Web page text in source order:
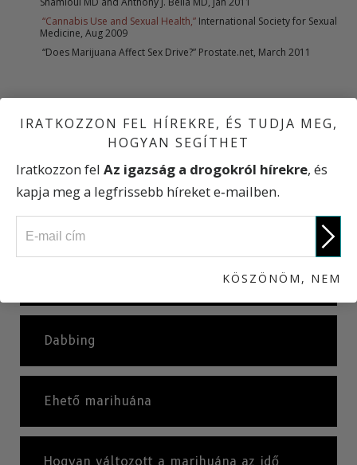
“Cannabis Use and Sexual Health,”International Society for Sexual
Medicine, Aug 2009
“Does Marijuana Affect Sex Drive?” Prostate.net, March 2011
KÖVETKEZŐ
Út a drogfüggőséghez
Dabbing
Ehető marihuána
Hogyan változott a marihuána az idő
IRATKOZZON FEL HÍREKRE, ÉS TUDJA MEG,
HOGYAN SEGÍTHET
Iratkozzon fel Az igazság a drogokról hírekre, és
kapja meg a legfrissebb híreket e‑mailben.
KÖSZÖNÖM, NEM